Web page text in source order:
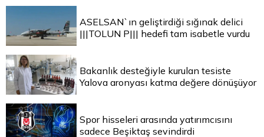
ASELSAN`ın geliştirdiği sığınak delici
|||TOLUN P||| hedefi tam isabetle vurdu
Bakanlık desteğiyle kurulan tesiste
Yalova aronyası katma değere dönüşüyor
Spor hisseleri arasında yatırımcısını
sadece Beşiktaş sevindirdi